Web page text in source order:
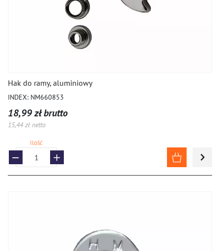
Hak do ramy, aluminiowy
INDEX: NM660853
18,99 zł brutto
15,44 zł netto
Ilość